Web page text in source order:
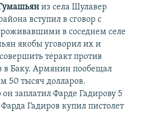
из села Шулавер
вступил в сговор с
в соседнем селе
якобы уговорил их и
теракт против
в Баку. Армянин пообещал
50 тысяч долларов.
заплатил Фарде Гадирову 5
Гадиров купил пистолет